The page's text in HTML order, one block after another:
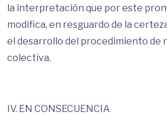
la interpretación que por este
modifica, en resguardo de la
el desarrollo del procedimiento de
colectiva.
IV. EN CONSECUENCIA